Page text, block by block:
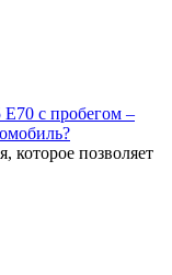
с пробегом –
которое позволяет